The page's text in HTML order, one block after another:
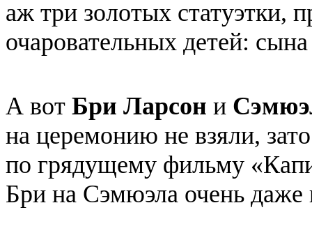
аж три золотых статуэтки,
очаровательных детей:
А вот Бри Ларсон и
на церемонию не взяли,
по грядущему фильму
Бри на Сэмюэла очень